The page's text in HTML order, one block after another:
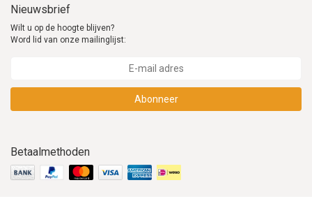
Nieuwsbrief
Wilt u op de hoogte blijven?
Word lid van onze mailinglijst:
Abonneer
Betaalmethoden